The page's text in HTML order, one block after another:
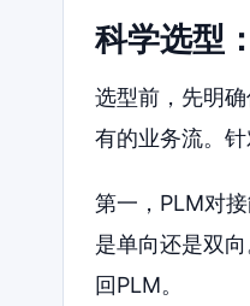
科学选型
选型前，先明
有的业务流。
第一，PLM对
是单向还是双
回PLM。